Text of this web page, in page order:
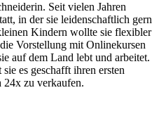
Seit vielen Jahren
in der sie leidenschaftlich gern
Kindern wollte sie flexibler
Vorstellung mit Onlinekursen
auf dem Land lebt und arbeitet.
es geschafft ihren ersten
24x zu verkaufen.